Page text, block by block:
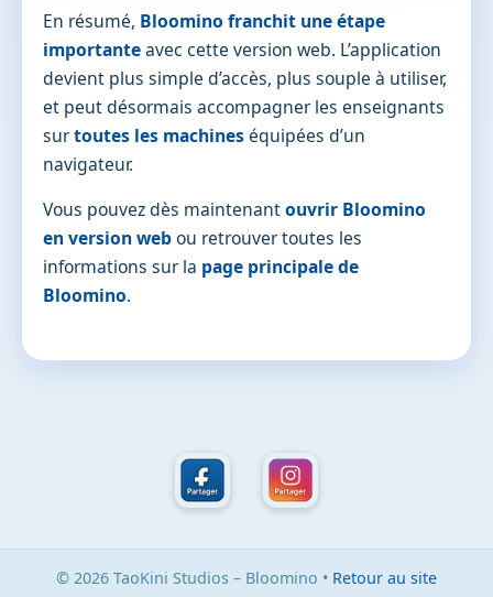
En résumé, Bloomino franchit une étape
importanteavec cette version web. L’application
devient plus simple d’accès, plus souple à utiliser,
et peut désormais accompagner les enseignants
surtoutes les machineséquipées d’un
navigateur.
Vous pouvez dès maintenantouvrir Bloomino
en version webou retrouver toutes les
informations sur la page principale de
Bloomino.
© 2026 TaoKini Studios – Bloomino • Retour au site